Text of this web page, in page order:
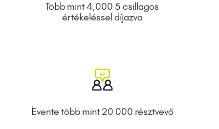
Több mint 4,000 5 csillagos
értékeléssel díjazva
Évente több mint 20 000 résztvevő